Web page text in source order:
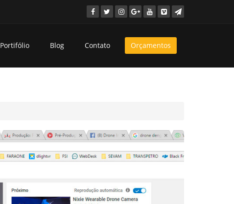
Portifólio Blog Contato Orçamentos